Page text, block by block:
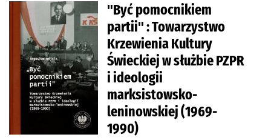
"Być pomocnikiem
partii" : Towarzystwo
Krzewienia Kultury
Świeckiej w służbie PZPR
i ideologii
marksistowsko-
leninowskiej (1969-
1990)